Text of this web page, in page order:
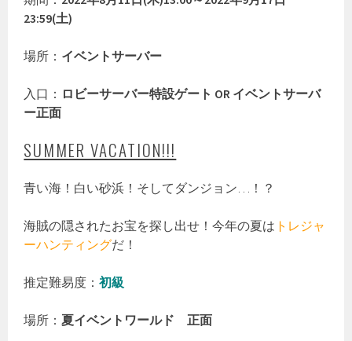
23:59(土)
場所： イベントサーバー
入口： ロビーサーバー特設ゲート OR イベントサーバ
ー正面
SUMMER VACATION!!!
青い海！白い砂浜！そしてダンジョン…！？
海賊の隠されたお宝を探し出せ！今年の夏は トレジャ
ーハンティングだ！
推定難易度：初級
場所：夏イベントワールド 正面